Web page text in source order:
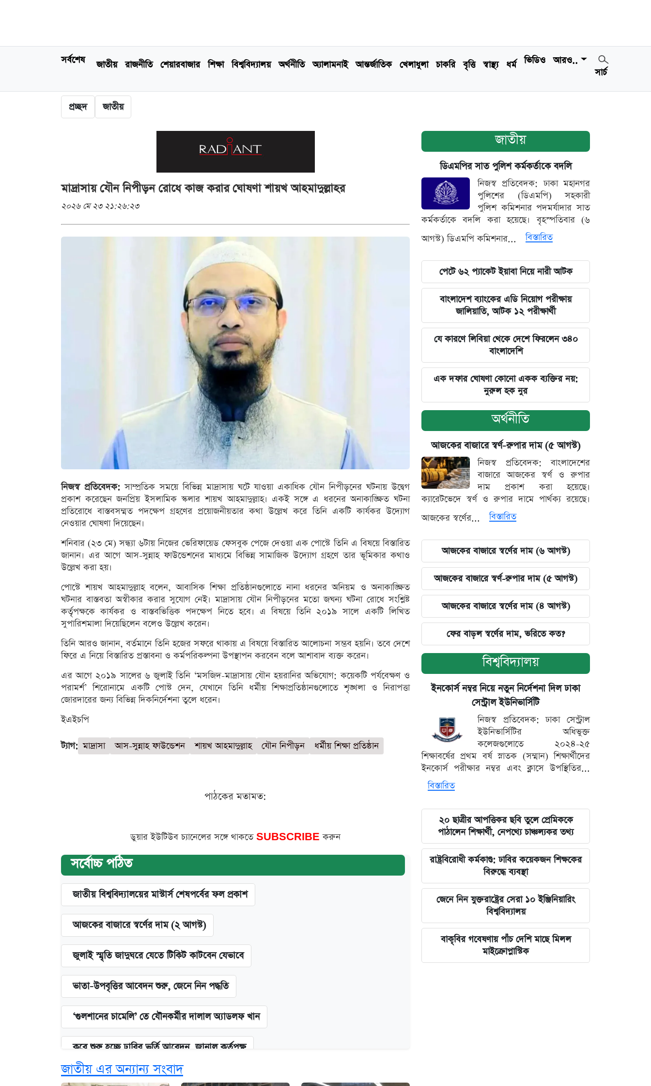
সর্বশেষ জাতীয় রাজনীতি শেয়ারবাজার শিক্ষা বিশ্ববিদ্যালয় অর্থনীতি অ্যালামনাই আন্তর্জাতিক খেলাধুলা চাকরি বৃত্তি স্বাস্থ্য ধর্ম ভিডিও
আরও..
সার্চ
প্রচ্ছদ জাতীয়
মাদ্রাসায় যৌন নিপীড়ন রোধে কাজ করার ঘোষণা শায়খ আহমাদুল্লাহর
২০২৬ মে ২৩ ২১:২৬:২৩
নিজস্ব প্রতিবেদক:সাম্প্রতিক সময়ে বিভিন্ন মাদ্রাসায় ঘটে যাওয়া একাধিক যৌন নিপীড়নের ঘটনায় উদ্বেগ
প্রকাশ করেছেন জনপ্রিয় ইসলামিক স্কলার শায়খ আহমাদুল্লাহ। একই সঙ্গে এ ধরনের অনাকাঙ্ক্ষিত ঘটনা
প্রতিরোধে বাস্তবসম্মত পদক্ষেপ গ্রহণের প্রয়োজনীয়তার কথা উল্লেখ করে তিনি একটি কার্যকর উদ্যোগ
নেওয়ার ঘোষণা দিয়েছেন।
শনিবার (২৩ মে) সন্ধ্যা ৬টায় নিজের ভেরিফায়েড ফেসবুক পেজে দেওয়া এক পোস্টে তিনি এ বিষয়ে বিস্তারিত
জানান। এর আগে আস-সুন্নাহ ফাউন্ডেশনের মাধ্যমে বিভিন্ন সামাজিক উদ্যোগ গ্রহণে তার ভূমিকার কথাও
উল্লেখ করা হয়।
পোস্টে শায়খ আহমাদুল্লাহ বলেন, আবাসিক শিক্ষা প্রতিষ্ঠানগুলোতে নানা ধরনের অনিয়ম ও অনাকাঙ্ক্ষিত
ঘটনার বাস্তবতা অস্বীকার করার সুযোগ নেই। মাদ্রাসায় যৌন নিপীড়নের মতো জঘন্য ঘটনা রোধে সংশ্লিষ্ট
কর্তৃপক্ষকে কার্যকর ও বাস্তবভিত্তিক পদক্ষেপ নিতে হবে। এ বিষয়ে তিনি ২০১৯ সালে একটি লিখিত
সুপারিশমালা দিয়েছিলেন বলেও উল্লেখ করেন।
তিনি আরও জানান, বর্তমানে তিনি হজের সফরে থাকায় এ বিষয়ে বিস্তারিত আলোচনা সম্ভব হয়নি। তবে দেশে
ফিরে এ নিয়ে বিস্তারিত প্রস্তাবনা ও কর্মপরিকল্পনা উপস্থাপন করবেন বলে আশাবাদ ব্যক্ত করেন।
এর আগে ২০১৯ সালের ৬ জুলাই তিনি ‘মসজিদ-মাদ্রাসায় যৌন হয়রানির অভিযোগ: কয়েকটি পর্যবেক্ষণ ও
পরামর্শ’ শিরোনামে একটি পোস্ট দেন, যেখানে তিনি ধর্মীয় শিক্ষাপ্রতিষ্ঠানগুলোতে শৃঙ্খলা ও নিরাপত্তা
জোরদারের জন্য বিভিন্ন দিকনির্দেশনা তুলে ধরেন।
ইএইচপি
ট্যাগ: মাদ্রাসা আস-সুন্নাহ ফাউন্ডেশন শায়খ আহমাদুল্লাহ যৌন নিপীড়ন ধর্মীয় শিক্ষা প্রতিষ্ঠান
পাঠকের মতামত:
ডুয়ার ইউটিউব চ্যানেলের সঙ্গে থাকতে SUBSCRIBEকরুন
সর্বোচ্চ পঠিত
জাতীয় বিশ্ববিদ্যালয়ের মাস্টার্স শেষপর্বের ফল প্রকাশ
আজকের বাজারে স্বর্ণের দাম (২ আগস্ট)
জুলাই স্মৃতি জাদুঘরে যেতে টিকিট কাটবেন যেভাবে
ভাতা-উপবৃত্তির আবেদন শুরু, জেনে নিন পদ্ধতি
‘গুলশানের চামেলি’ তে যৌনকর্মীর দালাল অ্যাডলফ খান
কবে শুরু হচ্ছে ঢাবির ভর্তি আবেদন, জানাল কর্তৃপক্ষ
এক ক্লিকে জেনে নিন আইফোন ১৮ প্রো ম্যাক্সের দাম ও ফিচার
জাতীয় এর অন্যান্য সংবাদ
জাতীয়
ডিএমপির সাত পুলিশ কর্মকর্তাকে বদলি
নিজস্ব প্রতিবেদক: ঢাকা মহানগর
পুলিশের (ডিএমপি) সহকারী
পুলিশ কমিশনার পদমর্যাদার সাত
কর্মকর্তাকে বদলি করা হয়েছে। বৃহস্পতিবার (৬
আগস্ট) ডিএমপি কমিশনার...
বিস্তারিত
পেটে ৬২ প্যাকেট ইয়াবা নিয়ে নারী আটক
বাংলাদেশ ব্যাংকের এডি নিয়োগ পরীক্ষায়
জালিয়াতি, আটক ১২ পরীক্ষার্থী
যে কারণে লিবিয়া থেকে দেশে ফিরলেন ৩৪০
বাংলাদেশি
এক দফার ঘোষণা কোনো একক ব্যক্তির নয়:
নুরুল হক নুর
অর্থনীতি
আজকের বাজারে স্বর্ণ-রুপার দাম (৫ আগস্ট)
নিজস্ব প্রতিবেদক: বাংলাদেশের
বাজারে আজকের স্বর্ণ ও রুপার
দাম প্রকাশ করা হয়েছে।
ক্যারেটভেদে স্বর্ণ ও রুপার দামে পার্থক্য রয়েছে।
আজকের স্বর্ণের...
বিস্তারিত
আজকের বাজারে স্বর্ণের দাম (৬ আগস্ট)
আজকের বাজারে স্বর্ণ-রুপার দাম (৫ আগস্ট)
আজকের বাজারে স্বর্ণের দাম (৪ আগস্ট)
ফের বাড়ল স্বর্ণের দাম, ভরিতে কত?
বিশ্ববিদ্যালয়
ইনকোর্স নম্বর নিয়ে নতুন নির্দেশনা দিল ঢাকা
সেন্ট্রাল ইউনিভার্সিটি
নিজস্ব প্রতিবেদক: ঢাকা সেন্ট্রাল
ইউনিভার্সিটির অধিভুক্ত
কলেজগুলোতে ২০২৪-২৫
শিক্ষাবর্ষের প্রথম বর্ষ স্নাতক (সম্মান) শিক্ষার্থীদের
ইনকোর্স পরীক্ষার নম্বর এবং ক্লাসে উপস্থিতির...
বিস্তারিত
২০ ছাত্রীর আপত্তিকর ছবি তুলে প্রেমিককে
পাঠালেন শিক্ষার্থী, নেপথ্যে চাঞ্চল্যকর তথ্য
রাষ্ট্রবিরোধী কর্মকাণ্ড: ঢাবির কয়েকজন শিক্ষকের
বিরুদ্ধে ব্যবস্থা
জেনে নিন যুক্তরাষ্ট্রের সেরা ১০ ইঞ্জিনিয়ারিং
বিশ্ববিদ্যালয়
বাকৃবির গবেষণায় পাঁচ দেশি মাছে মিলল
মাইক্রোপ্লাস্টিক